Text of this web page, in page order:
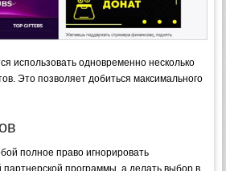
использовать одновременно несколько
Это позволяет добиться максимального
полное право игнорировать
программы, а делать выбор в